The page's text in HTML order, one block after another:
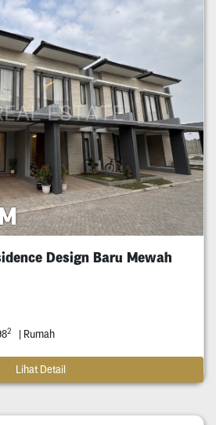
Design Baru Mewah
2 | Rumah
Lihat Detail